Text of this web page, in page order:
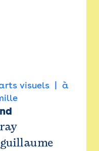
visuels
à